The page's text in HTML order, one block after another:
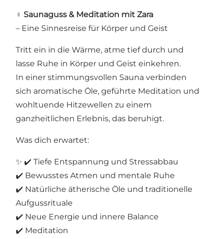
‍♀️ Saunaguss & Meditation mit Zara
– Eine Sinnesreise für Körper und Geist
Tritt ein in die Wärme, atme tief durch und
lasse Ruhe in Körper und Geist einkehren.
In einer stimmungsvollen Sauna verbinden
sich aromatische Öle, geführte Meditation und
wohltuende Hitzewellen zu einem
ganzheitlichen Erlebnis, das beruhigt.
Was dich erwartet:
✨ ✔️ Tiefe Entspannung und Stressabbau
✔️ Bewusstes Atmen und mentale Ruhe
✔️ Natürliche ätherische Öle und traditionelle
Aufgussrituale
✔️ Neue Energie und innere Balance
✔️ Meditation